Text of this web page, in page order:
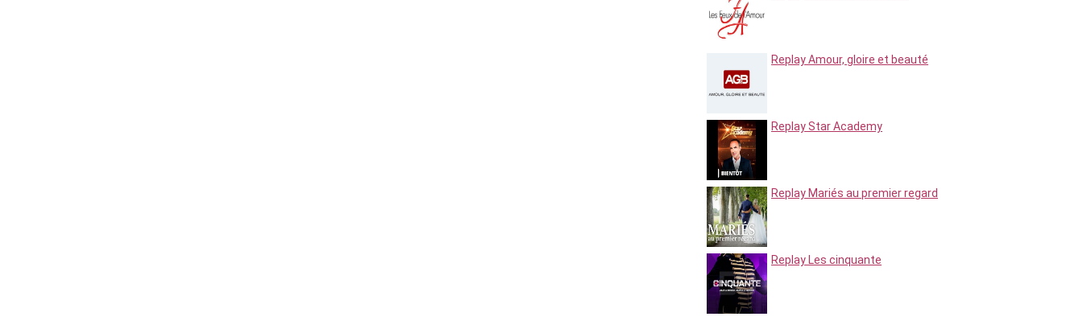
Replay Amour, gloire et beauté
Replay Star Academy
Replay Mariés au premier regard
Replay Les cinquante